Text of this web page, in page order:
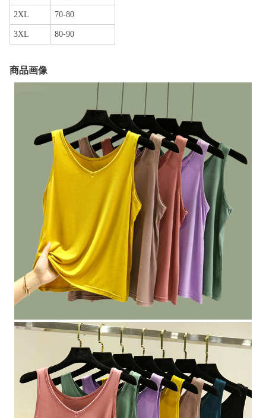
2XL 70-80
3XL 80-90
商品画像